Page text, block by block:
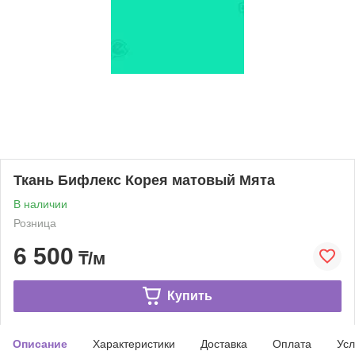
Ткань Бифлекс Корея матовый Мята
В наличии
Розница
6 500 ₸/м
Купить
Описание Характеристики Доставка Оплата